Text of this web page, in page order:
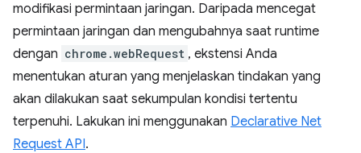
modifikasi permintaan jaringan. Daripada mencegat
permintaan jaringan dan mengubahnya saat runtime
dengan chrome.webRequest , ekstensi Anda
menentukan aturan yang menjelaskan tindakan yang
akan dilakukan saat sekumpulan kondisi tertentu
terpenuhi. Lakukan ini menggunakan Declarative Net
Request API.